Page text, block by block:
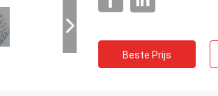
Beste Prijs